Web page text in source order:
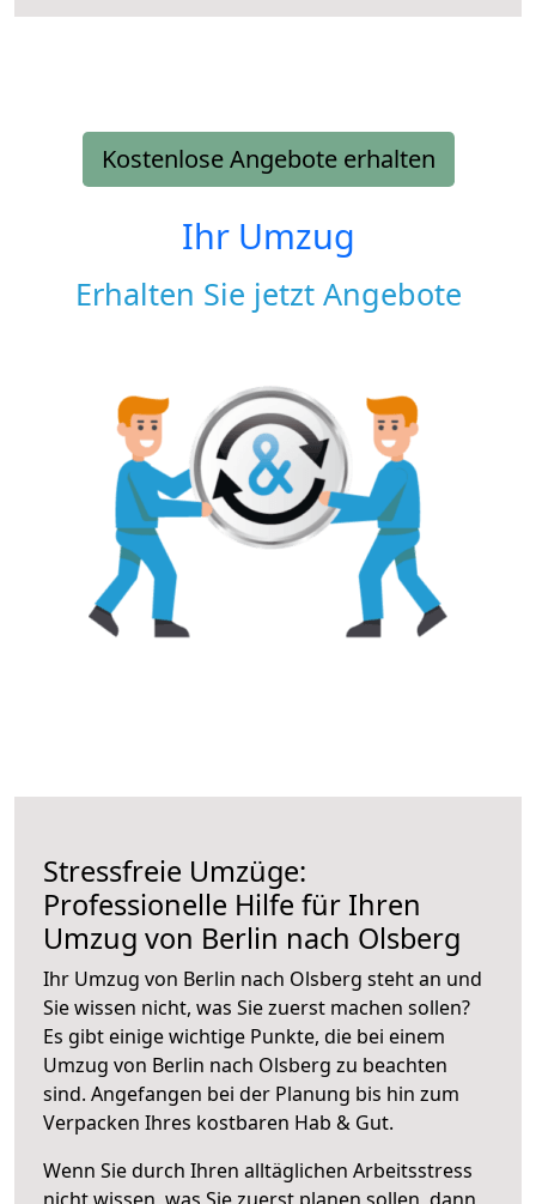
Kostenlose Angebote erhalten
Ihr Umzug
Erhalten Sie jetzt Angebote
Stressfreie Umzüge:
Professionelle Hilfe für Ihren
Umzug von Berlin nach Olsberg
Ihr Umzug von Berlin nach Olsberg steht an und
Sie wissen nicht, was Sie zuerst machen sollen?
Es gibt einige wichtige Punkte, die bei einem
Umzug von Berlin nach Olsberg zu beachten
sind. Angefangen bei der Planung bis hin zum
Verpacken Ihres kostbaren Hab & Gut.
Wenn Sie durch Ihren alltäglichen Arbeitsstress